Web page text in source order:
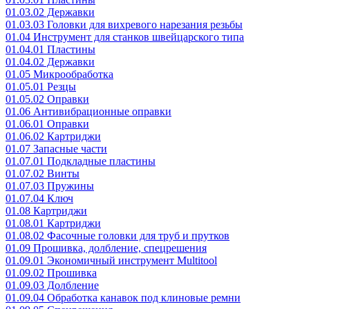
01.03.02 Державки
01.03.03 Головки для вихревого нарезания резьбы
01.04 Инструмент для станков швейцарского типа
01.04.01 Пластины
01.04.02 Державки
01.05 Микрообработка
01.05.01 Резцы
01.05.02 Оправки
01.06 Антивибрационные оправки
01.06.01 Оправки
01.06.02 Картриджи
01.07 Запасные части
01.07.01 Подкладные пластины
01.07.02 Винты
01.07.03 Пружины
01.07.04 Ключ
01.08 Картриджи
01.08.01 Картриджи
01.08.02 Фасочные головки для труб и прутков
01.09 Прошивка, долбление, спецрешения
01.09.01 Экономичный инструмент Multitool
01.09.02 Прошивка
01.09.03 Долбление
01.09.04 Обработка канавок под клиновые ремни